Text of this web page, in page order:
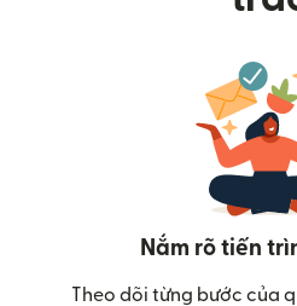
Nắm rõ tiến
Theo dõi từng bước của